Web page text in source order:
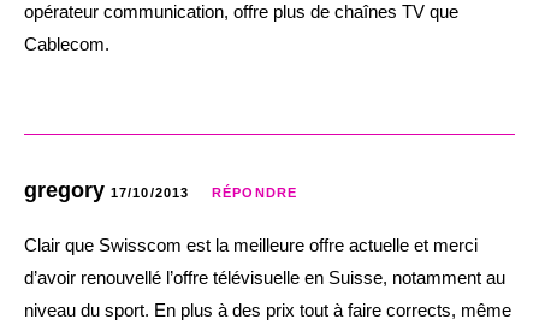
opérateur communication, offre plus de chaînes TV que
Cablecom.
gregory 17/10/2013 RÉPONDRE
Clair que Swisscom est la meilleure offre actuelle et merci
d’avoir renouvellé l’offre télévisuelle en Suisse, notamment au
niveau du sport. En plus à des prix tout à faire corrects, même